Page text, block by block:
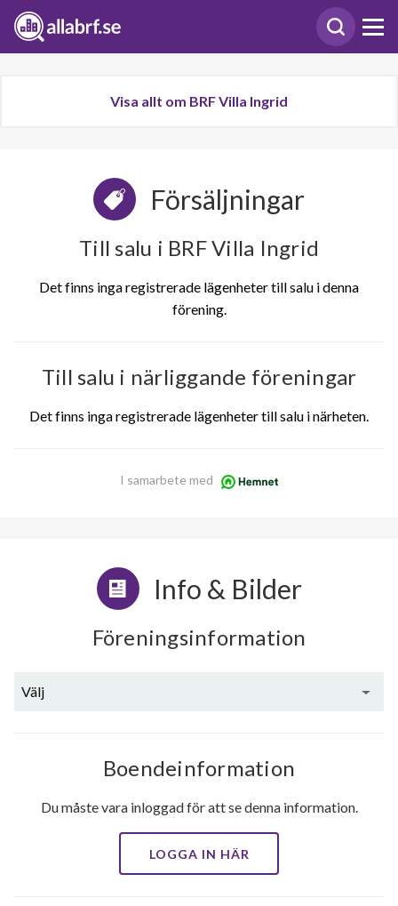
Visa allt om BRF Villa Ingrid
Försäljningar
Till salu i BRF Villa Ingrid
Det finns inga registrerade lägenheter till salu i denna
förening.
Till salu i närliggande föreningar
Det finns inga registrerade lägenheter till salu i närheten.
I samarbete med
Info & Bilder
Föreningsinformation
Välj
Boendeinformation
Du måste vara inloggad för att se denna information.
LOGGA IN HÄR